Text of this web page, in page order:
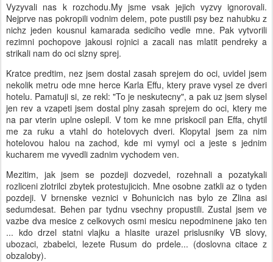
Vyzyvali nas k rozchodu.My jsme vsak jejich vyzvy ignorovali.
Nejprve nas pokropili vodnim delem, pote pustili psy bez nahubku z
nichz jeden kousnul kamarada sediciho vedle mne. Pak vytvorili
rezimni pochopove jakousi rojnici a zacali nas mlatit pendreky a
strikali nam do oci slzny sprej.
Kratce predtim, nez jsem dostal zasah sprejem do oci, uvidel jsem
nekolik metru ode mne herce Karla Effu, ktery prave vysel ze dveri
hotelu. Pamatuji si, ze rekl: "To je neskutecny", a pak uz jsem slysel
jen rev a vzapeti jsem dostal plny zasah sprejem do oci, ktery me
na par vterin uplne oslepil. V tom ke mne priskocil pan Effa, chytil
me za ruku a vtahl do hotelovych dveri. Klopytal jsem za nim
hotelovou halou na zachod, kde mi vymyl oci a jeste s jednim
kucharem me vyvedli zadnim vychodem ven.
Mezitim, jak jsem se pozdeji dozvedel, rozehnali a pozatykali
rozliceni zlotrilci zbytek protestujicich. Mne osobne zatkli az o tyden
pozdeji. V brnenske veznici v Bohunicich nas bylo ze Zlina asi
sedumdesat. Behen par tydnu vsechny propustili. Zustal jsem ve
vazbe dva mesice z celkovych osmi mesicu nepodminene jako ten
... kdo drzel statni vlajku a hlasite urazel prislusniky VB slovy,
ubozaci, zbabelci, lezete Rusum do prdele... (doslovna citace z
obzaloby).